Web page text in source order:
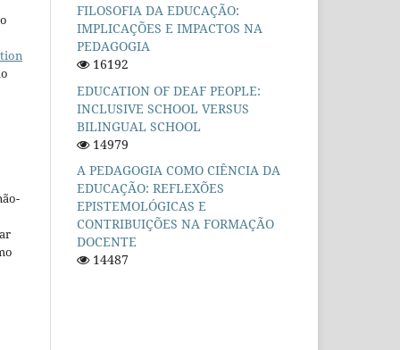
FILOSOFIA DA EDUCAÇÃO:
IMPLICAÇÕES E IMPACTOS NA
PEDAGOGIA
16192
EDUCATION OF DEAF PEOPLE:
INCLUSIVE SCHOOL VERSUS
BILINGUAL SCHOOL
14979
A PEDAGOGIA COMO CIÊNCIA DA
EDUCAÇÃO: REFLEXÕES
EPISTEMOLÓGICAS E
CONTRIBUIÇÕES NA FORMAÇÃO
DOCENTE
14487